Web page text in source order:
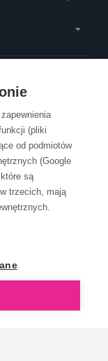
(pliki
od podmiotów
(Google
są
trzecich, mają